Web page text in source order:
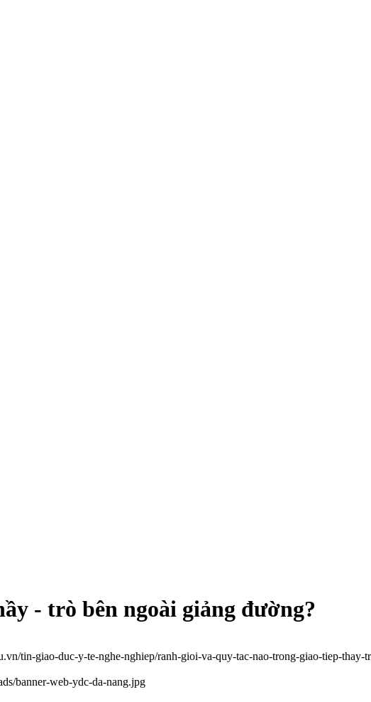
- trò bên ngoài giảng đường?
tin-giao-duc-y-te-nghe-nghiep/ranh-gioi-va-quy-tac-nao-trong-giao-tiep-thay-
banner-web-ydc-da-nang.jpg